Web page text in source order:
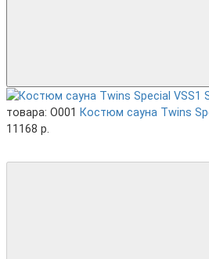
товара: O001 Костюм сауна Twins
11168 р.